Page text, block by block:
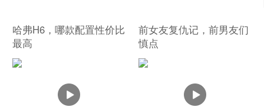
哈弗H6，哪款配置性价比
最高
前女友复仇记，前男友们
慎点